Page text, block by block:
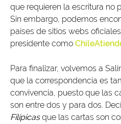
que requieren la escritura no
Sin embargo, podemos
países de sitios webs
presidente como
Para finalizar, volvemos a
que la correspondencia es
convivencia, puesto que las
son entre dos y para dos.
Filípicasque las cartas son